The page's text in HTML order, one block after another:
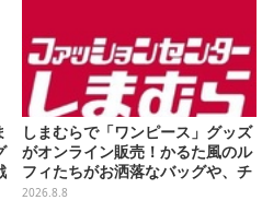
しまむらで「ワンピース」グッズ
がオンライン販売！かるた風のル
フィたちがお洒落なバッグや、チ
ョッパーが可愛いサンダルも
2026.8.8